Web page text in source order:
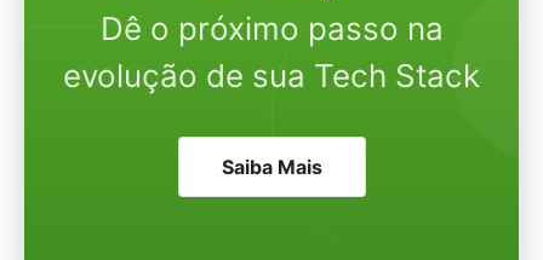
Dê o próximo passo na
evolução de sua Tech Stack
Saiba Mais